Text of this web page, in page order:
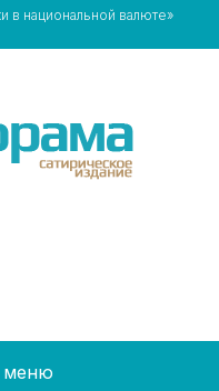
в национальной валюте»
меню